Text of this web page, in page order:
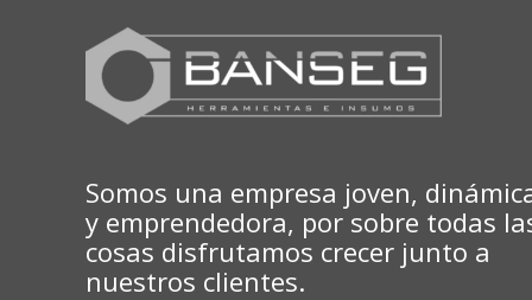
Somos una empresa joven,
y emprendedora, por sobre todas
cosas disfrutamos crecer junto a
nuestros clientes.